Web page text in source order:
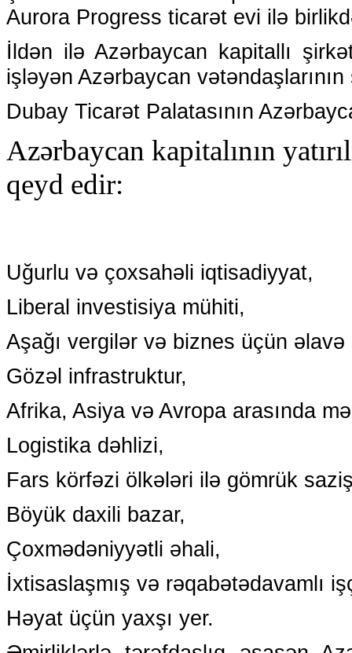
Aurora Progress ticarət evi ilə
İldən ilə Azərbaycan kapitallı
işləyən Azərbaycan
Dubay Ticarət Palatasının
Azərbaycan kapitalının
qeyd edir:
Uğurlu və çoxsahəli iqtisadiyyat,
Liberal investisiya mühiti,
Aşağı vergilər və biznes üçün əlavə
Gözəl infrastruktur,
Afrika, Asiya və Avropa arasında
Logistika dəhlizi,
Fars körfəzi ölkələri ilə gömrük
Böyük daxili bazar,
Çoxmədəniyyətli əhali,
İxtisaslaşmış və rəqabətədavamlı
Həyat üçün yaxşı yer.